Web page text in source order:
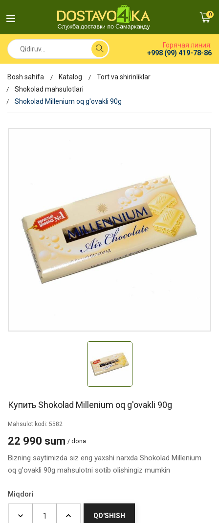
0
Горячая линия:
+998 (99) 419-78-86
Bosh sahifa Katalog
Tort va shirinliklar
Shokolad mahsulotlari
Shokolad Millenium oq g'ovakli 90g
Купить Shokolad Millenium oq g'ovakli 90g
Mahsulot kodi: 5582
22 990 sum / dona
Bizning saytimizda siz eng yaxshi narxda Shokolad Millenium
oq g'ovakli 90g mahsulotni sotib olishingiz mumkin
Miqdori
QO'SHISH